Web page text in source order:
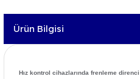
Ürün Bilgisi
Hız kontrol cihazlarında frenleme